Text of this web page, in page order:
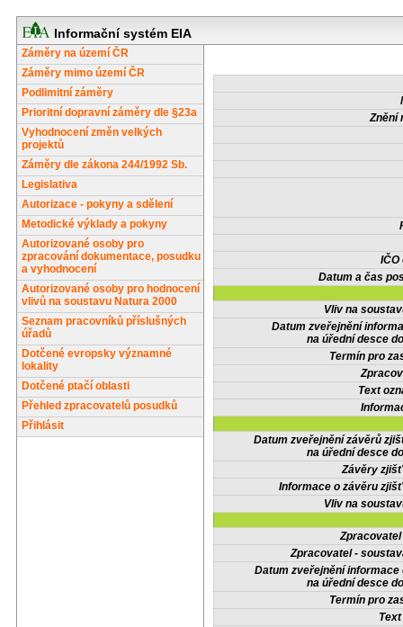
Informační systém EIA
Záměry na území ČR
Záměry mimo území ČR
Podlimitní záměry
Prioritní dopravní záměry dle §23a
Vyhodnocení změn velkých
projektů
Záměry dle zákona 244/1992 Sb.
Legislativa
Autorizace - pokyny a sdělení
Metodické výklady a pokyny
Autorizované osoby pro
zpracování dokumentace, posudku
a vyhodnocení
Autorizované osoby pro hodnocení
vlivů na soustavu Natura 2000
Seznam pracovníků příslušných
úřadů
Dotčené evropsky významné
lokality
Dotčené ptačí oblasti
Přehled zpracovatelů posudků
Přihlásit
Znění
IČO
Datum a čas
Vliv na
Datum zveřejnění
na úřední desce
Termín pro
Text
Datum zveřejnění závěrů
na úřední desce
Závěry
Informace o závěru
Vliv na
Zpracovatel -
Datum zveřejnění informace
na úřední desce
Termín pro